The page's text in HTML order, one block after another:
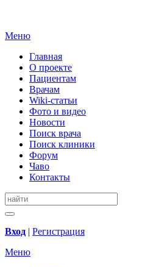
Меню
Главная
О проекте
Пациентам
Врачам
Wiki-статьи
Фото и видео
Новости
Поиск врача
Поиск клиники
Форум
Чаво
Контакты
Вход | Регистрация
Меню